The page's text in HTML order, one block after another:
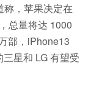
称，苹果决定在
总量将达 1000
部，iPhone13
星和 LG 有望受